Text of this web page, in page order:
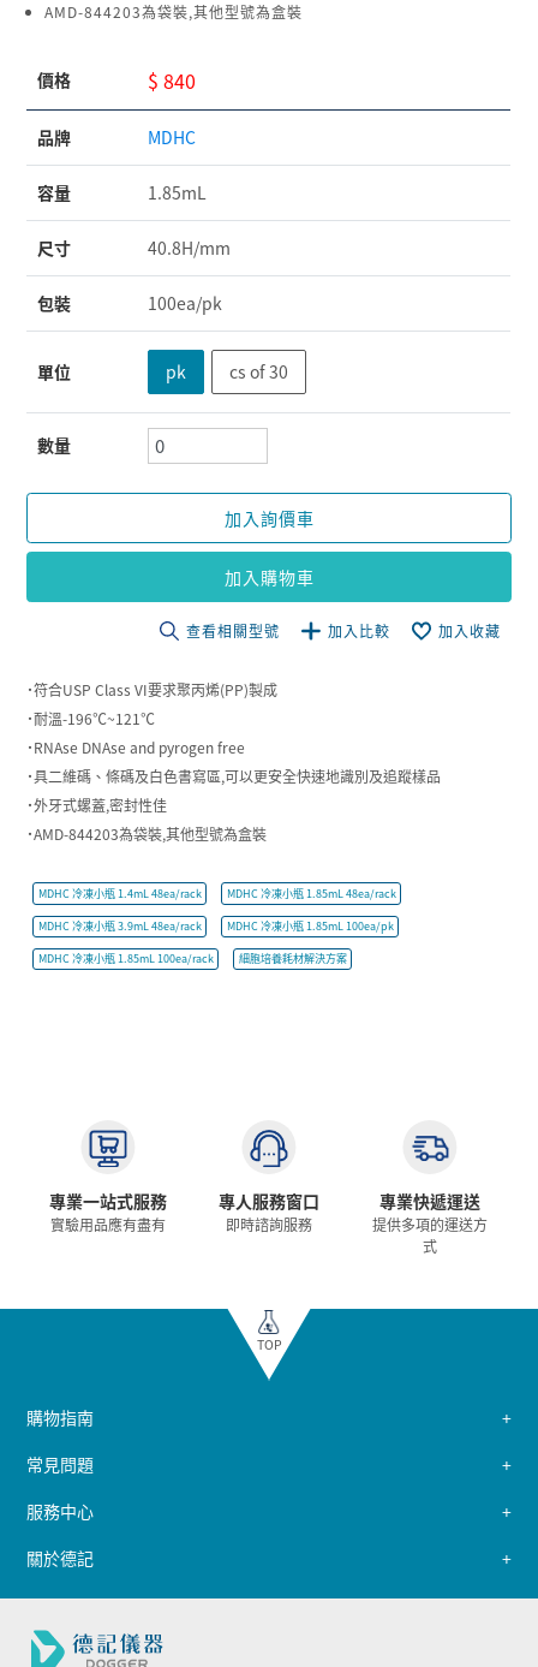
AMD-844203為袋裝,其他型號為盒裝
價格 $ 840
品牌 MDHC
容量 1.85mL
尺寸 40.8H/mm
包裝 100ea/pk
單位 pk cs of 30
數量
加入詢價車
加入購物車
查看相關型號 加入比較 加入收藏
˙符合USP Class VI要求聚丙烯(PP)製成
˙耐溫-196℃~121℃
˙RNAse DNAse and pyrogen free
˙具二維碼、條碼及白色書寫區,可以更安全快速地識別及追蹤樣品
˙外牙式螺蓋,密封性佳
˙AMD-844203為袋裝,其他型號為盒裝
MDHC 冷凍小瓶 1.4mL 48ea/rack MDHC 冷凍小瓶 1.85mL 48ea/rack
MDHC 冷凍小瓶 3.9mL 48ea/rack MDHC 冷凍小瓶 1.85mL 100ea/pk
MDHC 冷凍小瓶 1.85mL 100ea/rack 細胞培養耗材解決方案
專業一站式服務
實驗用品應有盡有
專人服務窗口
即時諮詢服務
專業快遞運送
提供多項的運送方
式
TOP
購物指南
常見問題
服務中心
關於德記